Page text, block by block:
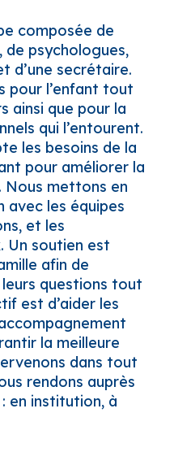
composée de
de psychologues,
d’une secrétaire.
pour l’enfant tout
ainsi que pour la
qui l’entourent.
les besoins de la
pour améliorer la
Nous mettons en
avec les équipes
et les
Un soutien est
afin de
questions tout
est d’aider les
la meilleure
dans tout
rendons auprès
en institution, à